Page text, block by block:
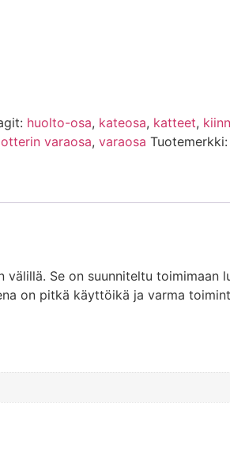
huolto-osa, kateosa, katteet,
varaosa, varaosa Tuotemerkki:
Se on suunniteltu
on pitkä käyttöikä ja varma